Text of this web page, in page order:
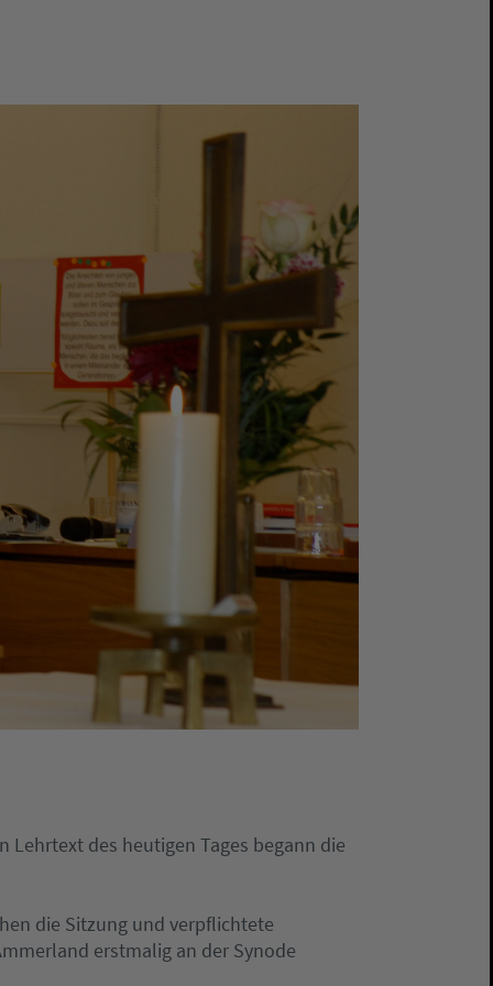
Lehrtext des heutigen Tages begann die
die Sitzung und verpflichtete
erstmalig an der Synode